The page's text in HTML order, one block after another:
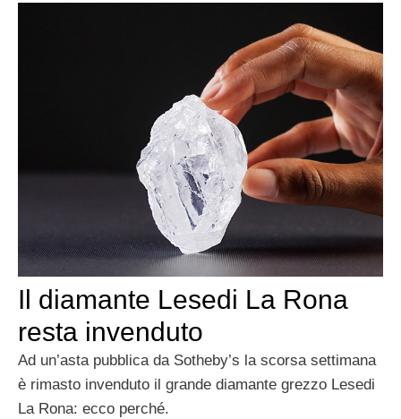
Il diamante Lesedi La Rona
resta invenduto
Ad un’asta pubblica da Sotheby’s la scorsa settimana
è rimasto invenduto il grande diamante grezzo Lesedi
La Rona: ecco perché.